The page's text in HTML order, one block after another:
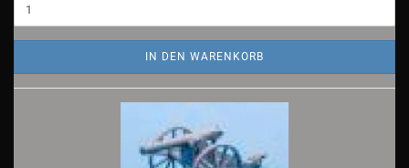
IN DEN WARENKORB